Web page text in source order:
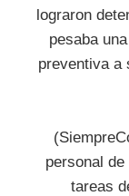
lograron
pesaba
preventiva a
personal
tareas